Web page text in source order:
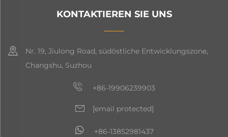
KONTAKTIEREN SIE UNS
Nr. 19, Jiulong Road, südöstliche Entwicklungszone,
Changshu, Suzhou
+86-19906239903
[email protected]
+86-13852981437